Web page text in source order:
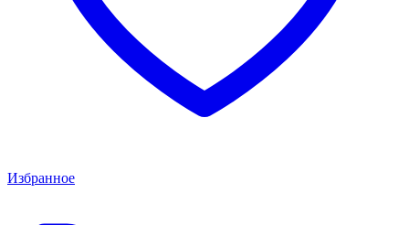
Избранное